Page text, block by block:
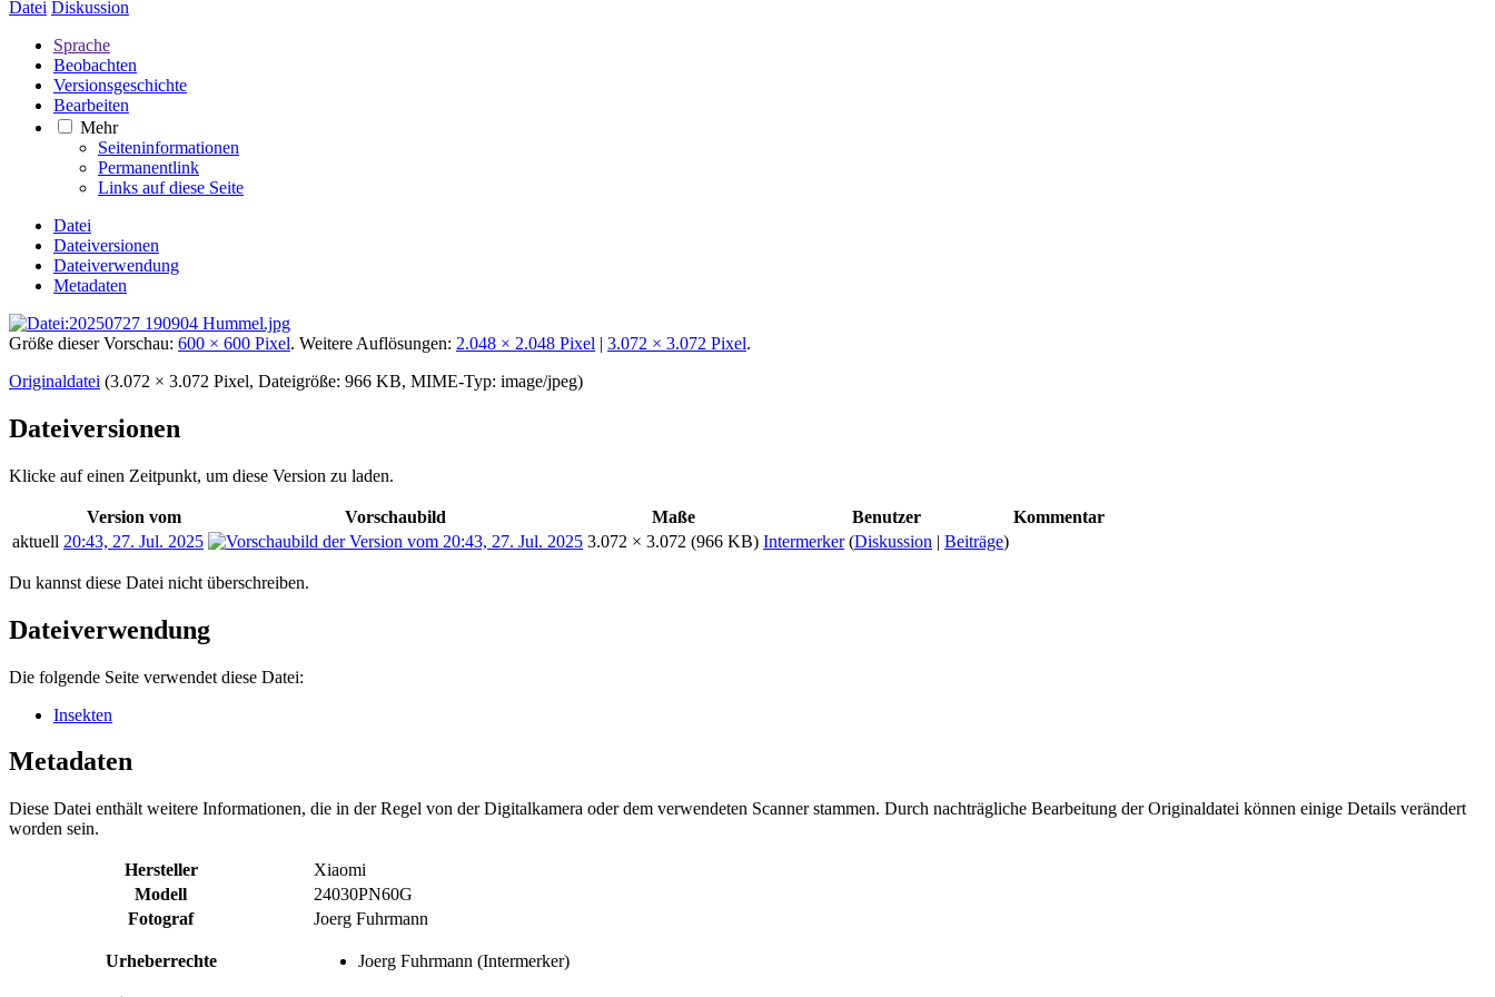
Datei Diskussion
Sprache
Beobachten
Versionsgeschichte
Bearbeiten
Mehr
Seiteninformationen
Permanentlink
Links auf diese Seite
Datei
Dateiversionen
Dateiverwendung
Metadaten
Größe dieser Vorschau: 600 × 600 Pixel. Weitere Auflösungen: 2.048 × 2.048 Pixel | 3.072 × 3.072 Pixel.
Originaldatei (3.072 × 3.072 Pixel, Dateigröße: 966 KB, MIME-Typ: image/jpeg)
Dateiversionen
Klicke auf einen Zeitpunkt, um diese Version zu laden.
Version vom Vorschaubild Maße Benutzer
Kommentar
aktuell 20:43, 27. Jul. 2025 3.072 × 3.072 (966 KB) Intermerker (Diskussion | Beiträge)
Du kannst diese Datei nicht überschreiben.
Dateiverwendung
Die folgende Seite verwendet diese Datei:
Insekten
Metadaten
Diese Datei enthält weitere Informationen, die in der Regel von der Digitalkamera oder dem verwendeten Scanner stammen. Durch nachträgliche Bearbeitung der Originaldatei können einige Details verändert
worden sein.
Hersteller
Xiaomi
Modell
24030PN60G
Fotograf
Joerg Fuhrmann
Urheberrechte Joerg Fuhrmann (Intermerker)